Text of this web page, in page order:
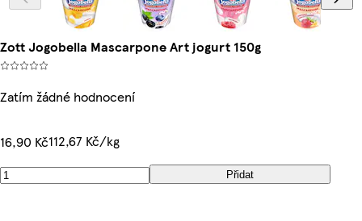
Zott Jogobella Mascarpone Art jogurt 150g
Zatím žádné hodnocení
16,90 Kč112,67 Kč/kg
Přidat